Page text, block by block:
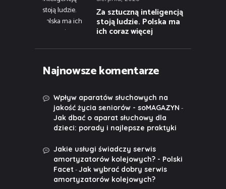
Za sztuczną inteligencją
stoją ludzie. Polska ma
ich coraz więcej
Najnowsze komentarze
Wpływ aparatów słuchowych na
jakość życia seniorów - soMAGAZYN -
Jak dbać o aparat słuchowy dla
dzieci: porady i najlepsze praktyki
Jakie usługi świadczy serwis
amortyzatorów kolejowych? - Polski
Facet-Jak wybrać dobry serwis
amortyzatorów kolejowych?